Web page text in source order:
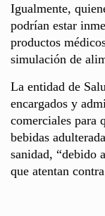
Igualmente,
podrían estar
productos
simulación de
La entidad de
encargados y
comerciales para
bebidas
sanidad, “debido
que atentan